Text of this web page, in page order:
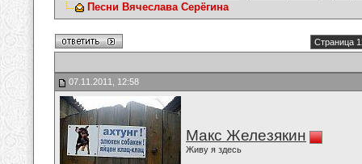
Песни Вячеслава Серёгина
Страница
07.11.2011, 12:58
Макс Железякин
Живу я здесь